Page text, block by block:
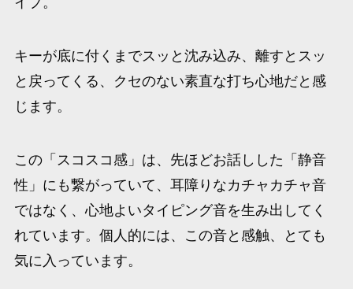
キーが底に付くまでスッと沈み込み、離すとスッ
と戻ってくる、クセのない素直な打ち心地だと感
じます。
この「スコスコ感」は、先ほどお話しした「静音
性」にも繋がっていて、耳障りなカチャカチャ音
ではなく、心地よいタイピング音を生み出してく
れています。個人的には、この音と感触、とても
気に入っています。